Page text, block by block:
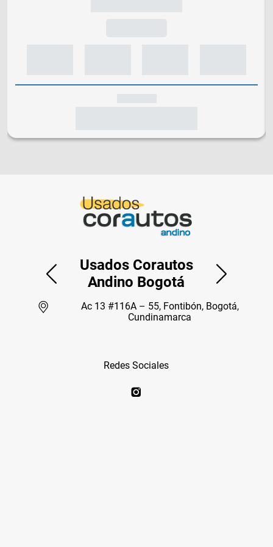
Usados Corautos
Andino Bogotá
Ac 13 #116A – 55, Fontibón, Bogotá,
Cundinamarca
Redes Sociales